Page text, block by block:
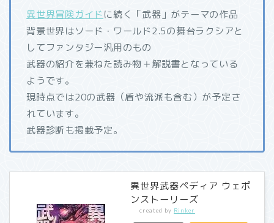
異世界冒険ガイドに続く「武器」がテーマの作品
背景世界はソード・ワールド2.5の舞台ラクシアと
してファンタジー汎用のもの
武器の紹介を兼ねた読み物＋解説書となっている
ようです。
現時点では20の武器（盾や流派も含む）が予定さ
れています。
武器診断も掲載予定。
異世界武器ペディア ウェポ
ンストーリーズ
created by Rinker